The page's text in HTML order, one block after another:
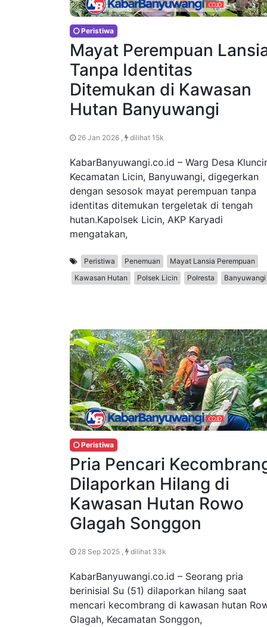
Peristiwa
Mayat Perempuan
Tanpa Identitas
Ditemukan di Kawasan
Hutan Banyuwangi
26 Jan 2026 , dilihat 15k
KabarBanyuwangi.co.id – Warg Desa
Kecamatan Licin, Banyuwangi, digegerkan
dengan sesosok mayat perempuan tanpa
identitas ditemukan tergeletak di tengah
hutan.Kapolsek Licin, AKP Karyadi
mengatakan,
Peristiwa Penemuan
Mayat Lansia Perempuan
Kawasan Hutan
Polsek Licin Polresta Banyuwangi
Peristiwa
Pria Pencari
Dilaporkan Hilang di
Kawasan Hutan Rowo
Glagah Songgon
28 Sep 2025 , dilihat 33k
KabarBanyuwangi.co.id – Seorang pria
berinisial Su (51) dilaporkan hilang saat
mencari kecombrang di kawasan hutan
Glagah, Kecamatan Songgon,